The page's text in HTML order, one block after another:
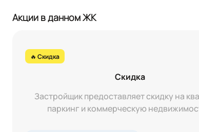
Акции в данном ЖК
🔥 Скидка
Скидка
Застройщик предоставляет скидку на
паркинг и коммерческую